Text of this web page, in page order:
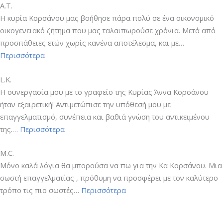
Α.Τ.
Η κυρία Κορσάνου μας βοήθησε πάρα πολύ σε ένα οικονομικό
οικογενειακό ζήτημα που μας ταλαιπωρούσε χρόνια. Μετά από
προσπάθειες ετών χωρίς κανένα αποτέλεσμα, και με…
Περισσότερα“Α.Τ.”
L.K.
Η συνεργασία μου με το γραφείο της Κυρίας Άννα Κορσάνου
ήταν εξαιρετική! Αντιμετώπισε την υπόθεσή μου με
επαγγελματισμό, συνέπεια και βαθιά γνώση του αντικειμένου
της.… Περισσότερα“L.K.”
M.C.
Μόνο καλά λόγια θα μπορούσα να πω για την Κα Κορσάνου. Μια
σωστή επαγγελματίας , πρόθυμη να προσφέρει με τον καλύτερο
τρόπο τις πιο σωστές… Περισσότερα“M.C.”